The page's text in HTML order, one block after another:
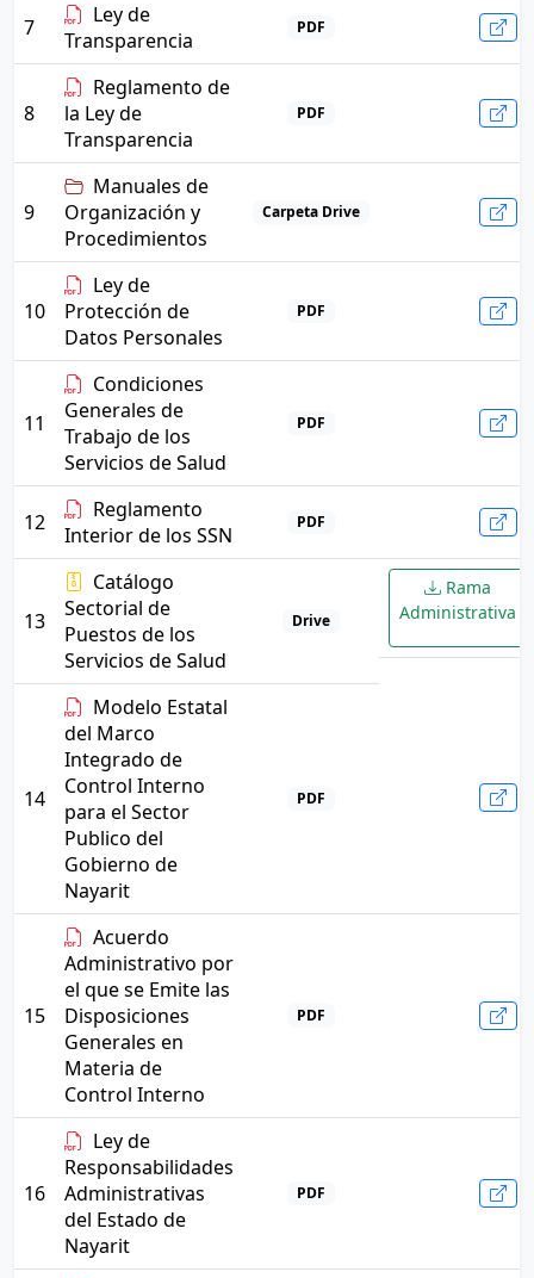
7
Ley de
Transparencia
PDF
8
Reglamento de
la Ley de
Transparencia
PDF
9
Manuales de
Organización y
Procedimientos
Carpeta Drive
10
Ley de
Protección de
Datos Personales
PDF
11
Condiciones
Generales de
Trabajo de los
Servicios de Salud
PDF
12
Reglamento
Interior de los SSN
PDF
13
Catálogo
Sectorial de
Puestos de los
Servicios de Salud
Drive
Rama
Administrativa
14
Modelo Estatal
del Marco
Integrado de
Control Interno
para el Sector
Publico del
Gobierno de
Nayarit
PDF
15
Acuerdo
Administrativo por
el que se Emite las
Disposiciones
Generales en
Materia de
Control Interno
PDF
16
Ley de
Responsabilidades
Administrativas
del Estado de
Nayarit
PDF